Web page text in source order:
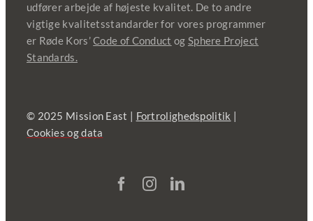
udfører arbejde af højeste kvalitet. De to andre
vigtige kvalitetsstandarder for vores programmer
er Røde Kors’Code of Conduct og Sphere Project
Standards.
© 2025 Mission East | Fortrolighedspolitik
Cookies og data